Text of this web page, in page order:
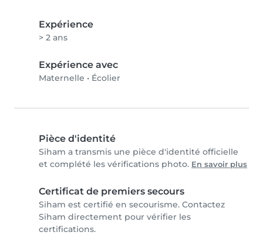
Expérience
> 2 ans
Expérience avec
Maternelle • Écolier
Pièce d'identité
Siham a transmis une pièce d'identité officielle
et complété les vérifications photo. En savoir plus
Certificat de premiers secours
Siham est certifié en secourisme. Contactez
Siham directement pour vérifier les
certifications.